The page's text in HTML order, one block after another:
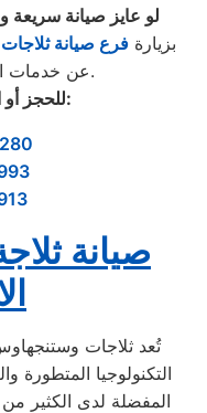
لو عايز صيانة سريعة
بزيارةفرع صيانة
عن خدمات الدعم وكيفية الحجز بسهولة.
للحجز:
صيانة
تُعد ثلاجات
التكنولوجيا المتطورة
المفضلة لدى الكثير